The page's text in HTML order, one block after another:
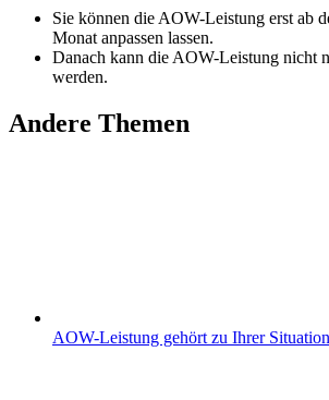
Sie können die AOW-Leistung erst ab
Monat anpassen lassen.
Danach kann die AOW-Leistung nicht
werden.
Andere Themen
AOW-Leistung gehört zu Ihrer